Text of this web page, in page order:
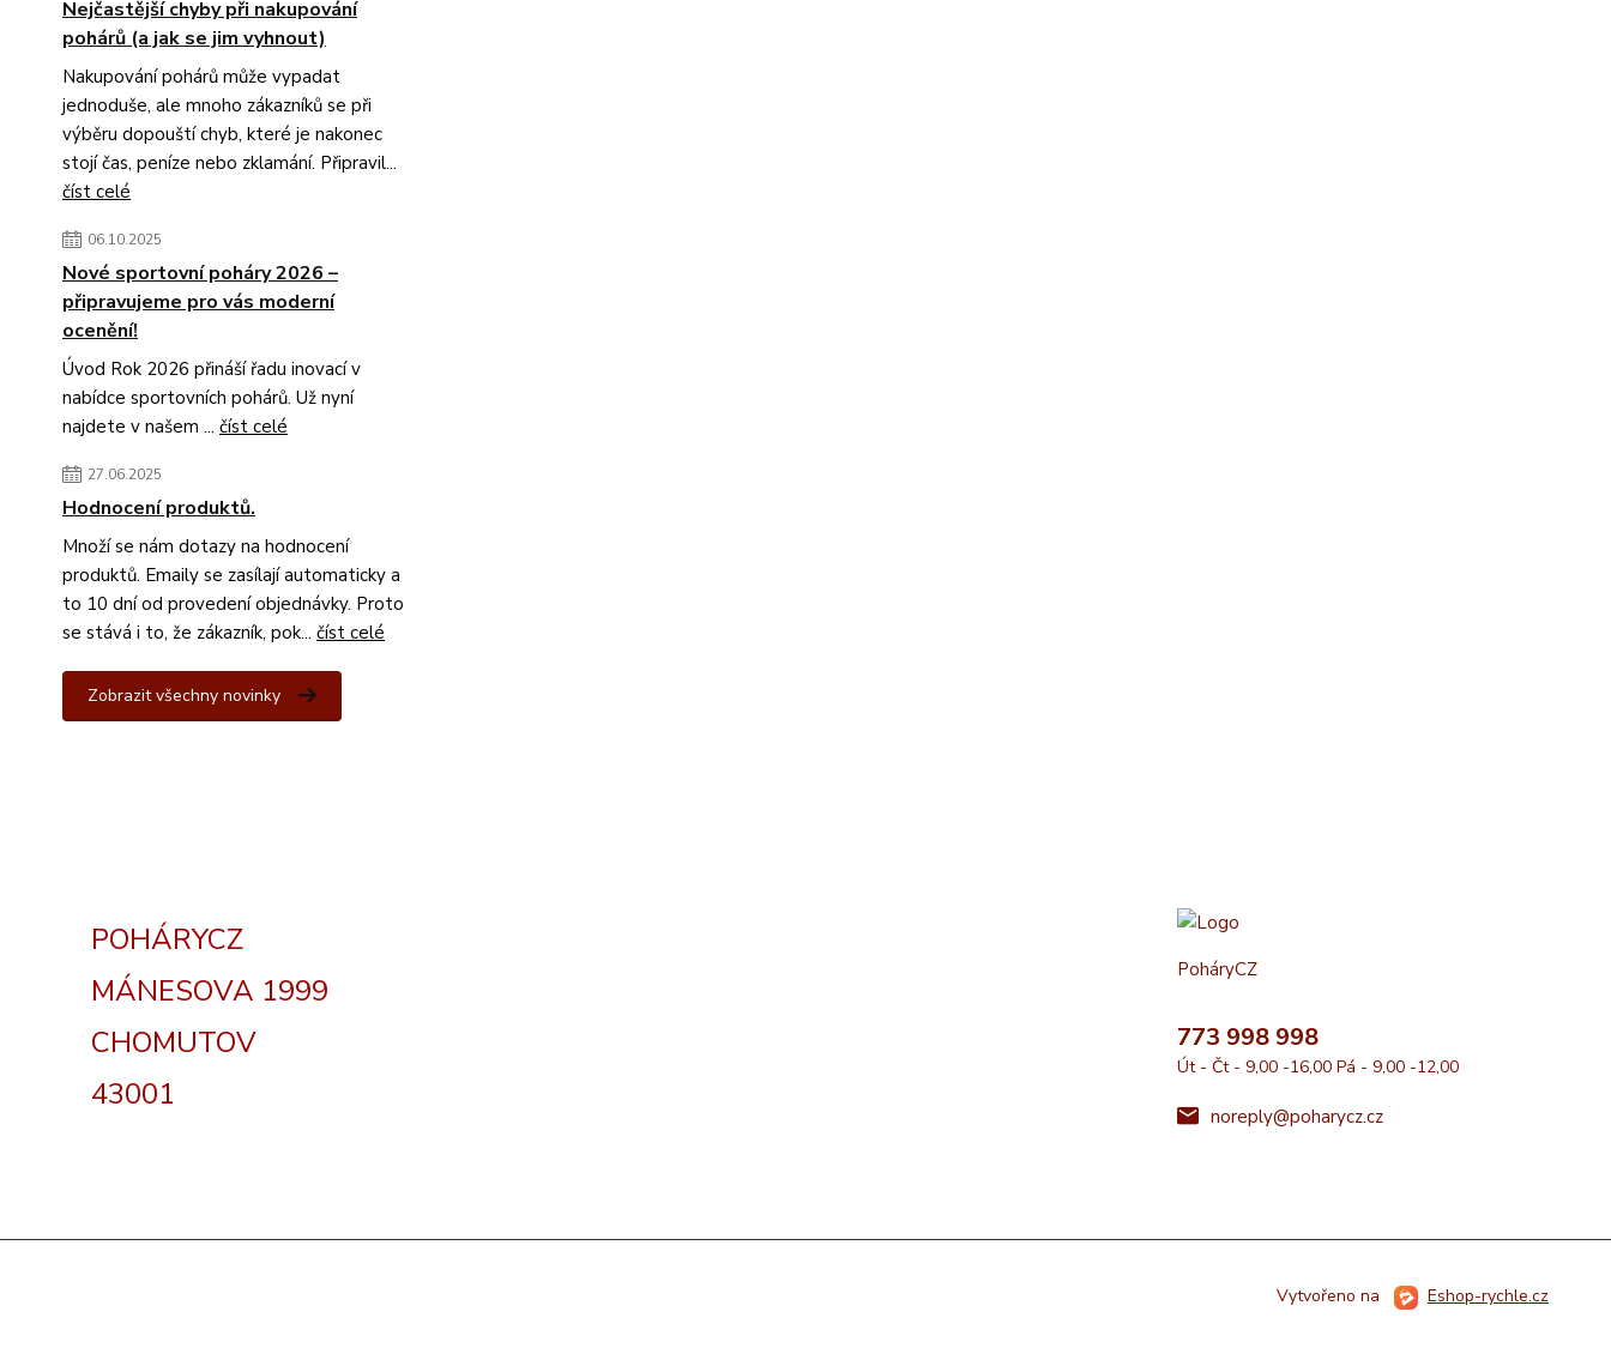
Nejčastější chyby při nakupování
pohárů (a jak se jim vyhnout)
Nakupování pohárů může vypadat
jednoduše, ale mnoho zákazníků se při
výběru dopouští chyb, které je nakonec
stojí čas, peníze nebo zklamání. Připravil...
číst celé
06.10.2025
Nové sportovní poháry 2026 –
připravujeme pro vás moderní
ocenění!
Úvod Rok 2026 přináší řadu inovací v
nabídce sportovních pohárů. Už nyní
najdete v našem ... číst celé
27.06.2025
Hodnocení produktů.
Množí se nám dotazy na hodnocení
produktů. Emaily se zasílají automaticky a
to 10 dní od provedení objednávky. Proto
se stává i to, že zákazník, pok... číst celé
Zobrazit všechny novinky
POHÁRYCZ
MÁNESOVA 1999
CHOMUTOV
43001
PoháryCZ
773 998 998
Út - Čt - 9,00 -16,00 Pá - 9,00 -12,00
noreply@poharycz.cz
Vytvořeno na Eshop-rychle.cz